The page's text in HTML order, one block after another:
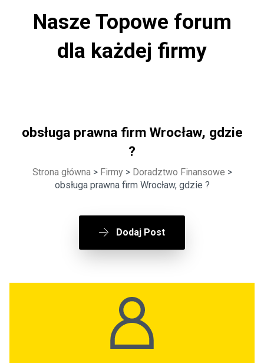
Nasze Topowe forum
dla każdej firmy
obsługa prawna firm Wrocław, gdzie
?
Strona główna> Firmy> Doradztwo Finansowe >
obsługa prawna firm Wrocław, gdzie ?
Dodaj Post